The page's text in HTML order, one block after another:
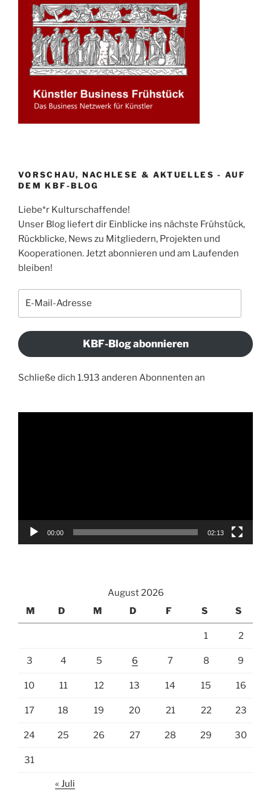
VORSCHAU, NACHLESE & AKTUELLES - AUF
DEM KBF-BLOG
Liebe*r Kulturschaffende!
Unser Blog liefert dir Einblicke ins nächste Frühstück,
Rückblicke, News zu Mitgliedern, Projekten und
Kooperationen. Jetzt abonnieren und am Laufenden
bleiben!
KBF-Blog abonnieren
Schließe dich 1.913 anderen Abonnenten an
00:00 02:13
August 2026
M
D M D F S S
1 2
3 4 5 6 7 8 9
10 11 12 13 14 15 16
17 18 19 20 21 22 23
24 25 26 27 28 29 30
31
« Juli